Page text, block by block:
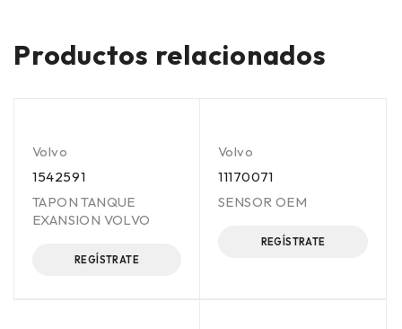
Productos relacionados
Volvo
1542591
TAPON TANQUE
EXANSION VOLVO
REGÍSTRATE
Volvo
11170071
SENSOR OEM
REGÍSTRATE